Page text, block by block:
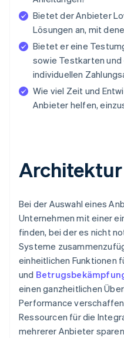
Bietet der Anbieter
Lösungen an, mit
Bietet er eine
sowie Testkarten und
individuellen
Wie viel Zeit und
Anbieter helfen,
Architektur
Bei der Auswahl eines
Unternehmen mit einer
finden, bei der es nicht
Systeme
einheitlichen Funktionen
und
einen ganzheitlichen
Performance
Ressourcen für die
mehrerer Anbieter